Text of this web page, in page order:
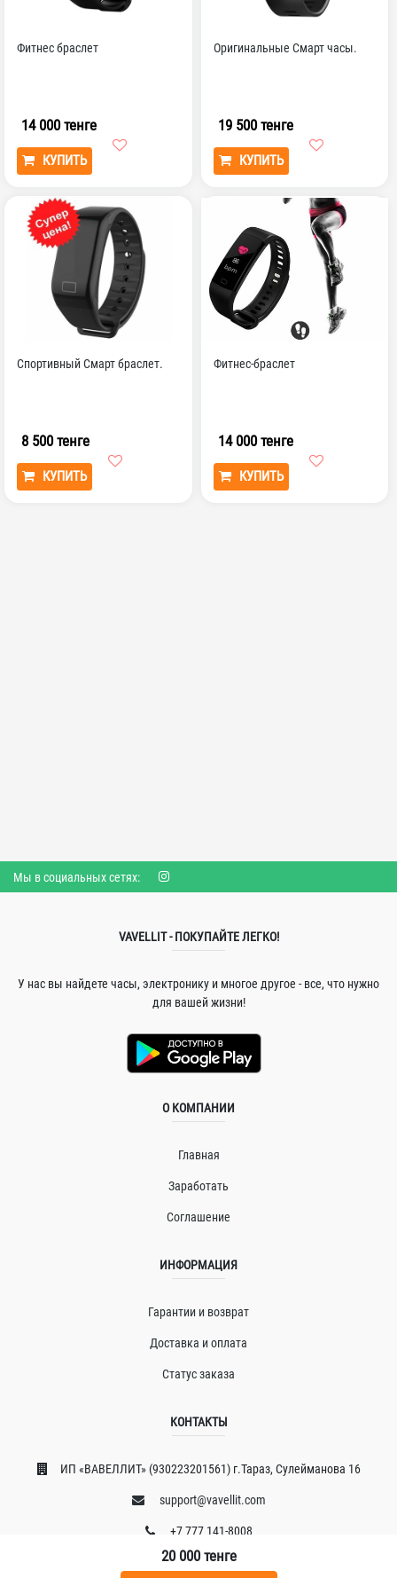
20 000тенге
Фитнес браслет
14 000 тенге
КУПИТЬ
Оригинальные Смарт часы.
19 500 тенге
КУПИТЬ
Спортивный Смарт браслет.
8 500 тенге
КУПИТЬ
Фитнес-браслет
14 000 тенге
КУПИТЬ
Мы в социальных сетях:
VAVELLIT - ПОКУПАЙТЕ ЛЕГКО!
У нас вы найдете часы, электронику и многое другое - все, что нужно
для вашей жизни!
О КОМПАНИИ
Главная
Заработать
Соглашение
ИНФОРМАЦИЯ
Гарантии и возврат
Доставка и оплата
Статус заказа
КОНТАКТЫ
ИП «ВAВЕЛЛИT» (930223201561) г.Тараз, Сулейманова 16
support@vavellit.com
+7 777 141-8008